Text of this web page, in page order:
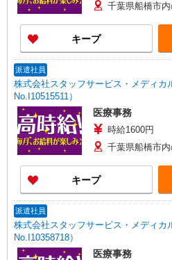
千葉県船橋市
キープ
派遣社員
株式会社スタッフサービス・メディ
No.I10515511）
医療事務
時給1600円
千葉県船橋市
キープ
派遣社員
株式会社スタッフサービス・メディ
No.I10358718）
医療事務